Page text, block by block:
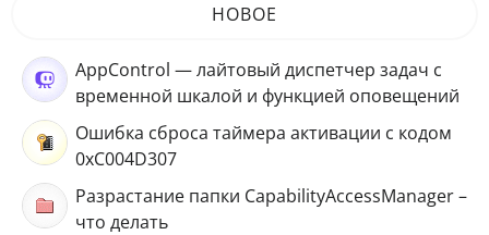
НОВОЕ
AppControl — лайтовый диспетчер задач с
временной шкалой и функцией оповещений
Ошибка сброса таймера активации с кодом
0xC004D307
Разрастание папки CapabilityAccessManager –
что делать